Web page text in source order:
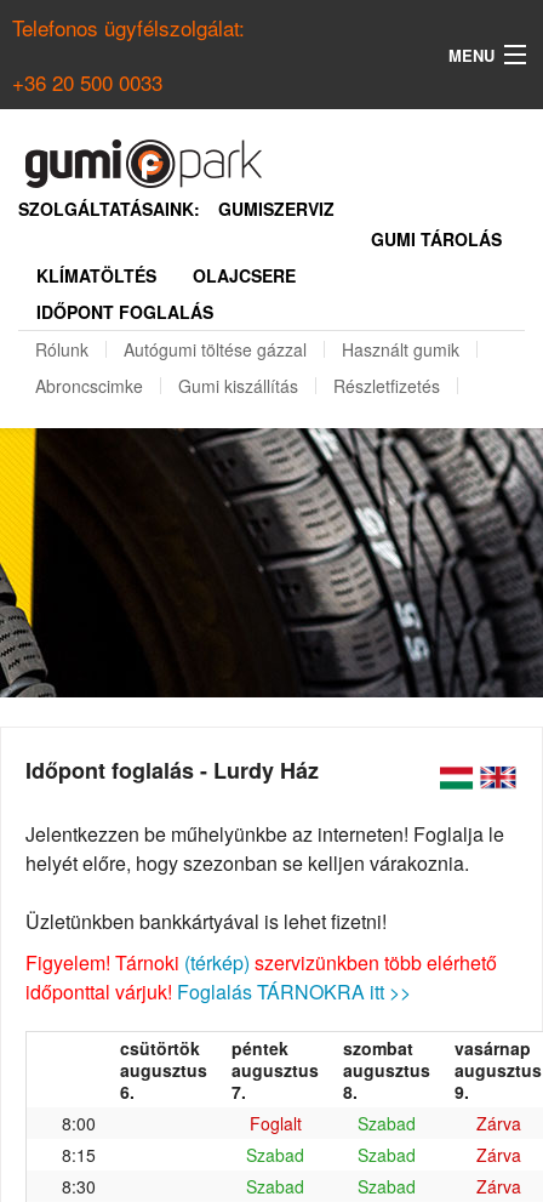
Telefonos ügyfélszolgálat:
+36 20 500 0033
MENU
NYÁRI GUMI KERESŐ
REGISZTRÁCIÓ
SZOLGÁLTATÁSAINK:
GUMISZERVIZ
GUMI TÁROLÁS
KLÍMATÖLTÉS
OLAJCSERE
IDŐPONT FOGLALÁS
Rólunk
Autógumi töltése gázzal
Használt gumik
Abroncscimke
Gumi kiszállítás Részletfizetés
Időpont foglalás - Lurdy Ház
Jelentkezzen be műhelyünkbe az interneten! Foglalja le
helyét előre, hogy szezonban se kelljen várakoznia.
Üzletünkben bankkártyával is lehet fizetni!
Figyelem! Tárnoki (térkép) szervizünkben több elérhető
időponttal várjuk! Foglalás TÁRNOKRA itt >>
csütörtök
augusztus
6.
péntek
augusztus
7.
szombat
augusztus
8.
vasárnap
augusztus
9.
8:00
Foglalt Szabad
Zárva
8:15
Szabad Szabad
Zárva
8:30
Szabad Szabad
Zárva